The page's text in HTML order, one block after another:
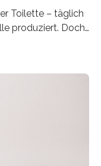
Toilette – täglich
produziert. Doch
wenn sie in
zeigt der vom
und der
am 24. Oktober
„KreisLauf“. Er